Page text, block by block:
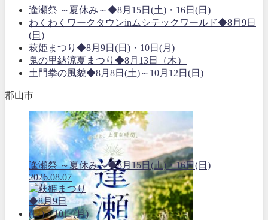
逢瀬祭 ～夏休み～◆8月15日(土)・16日(日)
わくわくワークタウンinムシテックワールド◆8月9日
(日)
萩姫まつり◆8月9日(日)・10日(月)
鬼の里納涼夏まつり◆8月13日（木）
土門拳の風貌◆8月8日(土)～10月12日(日)
郡山市
逢瀬祭 ～夏休み～◆8月15日(土)・16日(日)
2026.08.07